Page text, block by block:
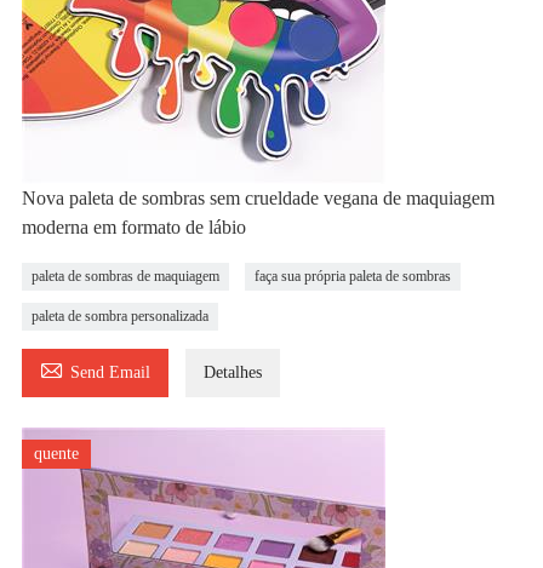
Nova paleta de sombras sem crueldade vegana de maquiagem
moderna em formato de lábio
paleta de sombras de maquiagem faça sua própria paleta de sombras
paleta de sombra personalizada
 Send Email Detalhes
quente